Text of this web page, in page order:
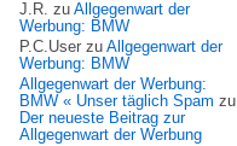
J.R. zu Allgegenwart der
Werbung: BMW
P.C.User zu Allgegenwart der
Werbung: BMW
Allgegenwart der Werbung:
BMW « Unser täglich Spam zu
Der neueste Beitrag zur
Allgegenwart der Werbung